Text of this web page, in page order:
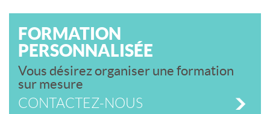
FORMATION
PERSONNALISÉE
Vous désirez organiser une formation
sur mesure
CONTACTEZ-NOUS